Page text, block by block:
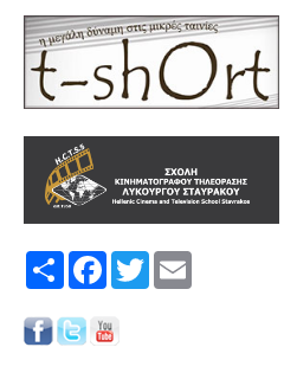
Share FacebookTwitter